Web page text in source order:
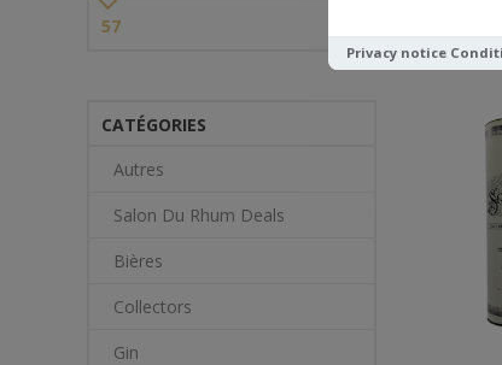
Privacy notice
57
CATÉGORIES
Autres
Salon Du Rhum Deals
Bières
Collectors
Gin